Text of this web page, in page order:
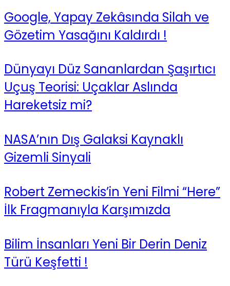
Google, Yapay Zekâsında Silah ve
Gözetim Yasağını Kaldırdı !
Dünyayı Düz Sananlardan Şaşırtıcı
Uçuş Teorisi: Uçaklar Aslında
Hareketsiz mi?
NASA’nın Dış Galaksi Kaynaklı
Gizemli Sinyali
Robert Zemeckis’in Yeni Filmi “Here”
İlk Fragmanıyla Karşımızda
Bilim İnsanları Yeni Bir Derin Deniz
Türü Keşfetti !